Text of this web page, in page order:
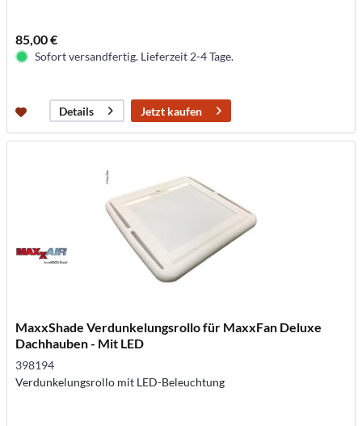
85,00 €
Sofort versandfertig. Lieferzeit 2-4 Tage.
Details Jetzt kaufen
MaxxShade Verdunkelungsrollo für MaxxFan Deluxe
Dachhauben - Mit LED
398194
Verdunkelungsrollo mit LED-Beleuchtung